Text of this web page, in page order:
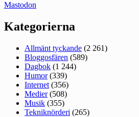
Mastodon
Kategorierna
Allmänt tyckande (2 261)
Bloggosfären (589)
Dagbok (1 244)
Humor(339)
Internet (356)
Medier(508)
Musik (355)
Tekniknörderi (265)